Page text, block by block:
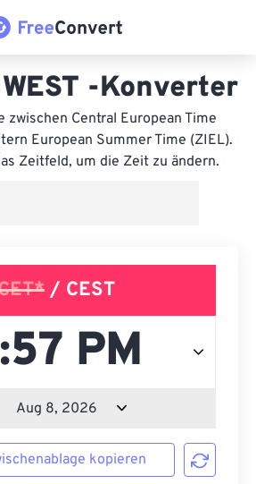
-Konverter
zwischen Central European Time
European Summer Time (ZIEL).
Zeitfeld, um die Zeit zu ändern.
/ CEST
kopieren